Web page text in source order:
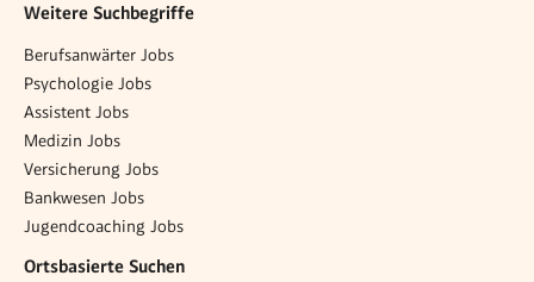
Weitere Suchbegriffe
Berufsanwärter Jobs
Psychologie Jobs
Assistent Jobs
Medizin Jobs
Versicherung Jobs
Bankwesen Jobs
Jugendcoaching Jobs
Ortsbasierte Suchen